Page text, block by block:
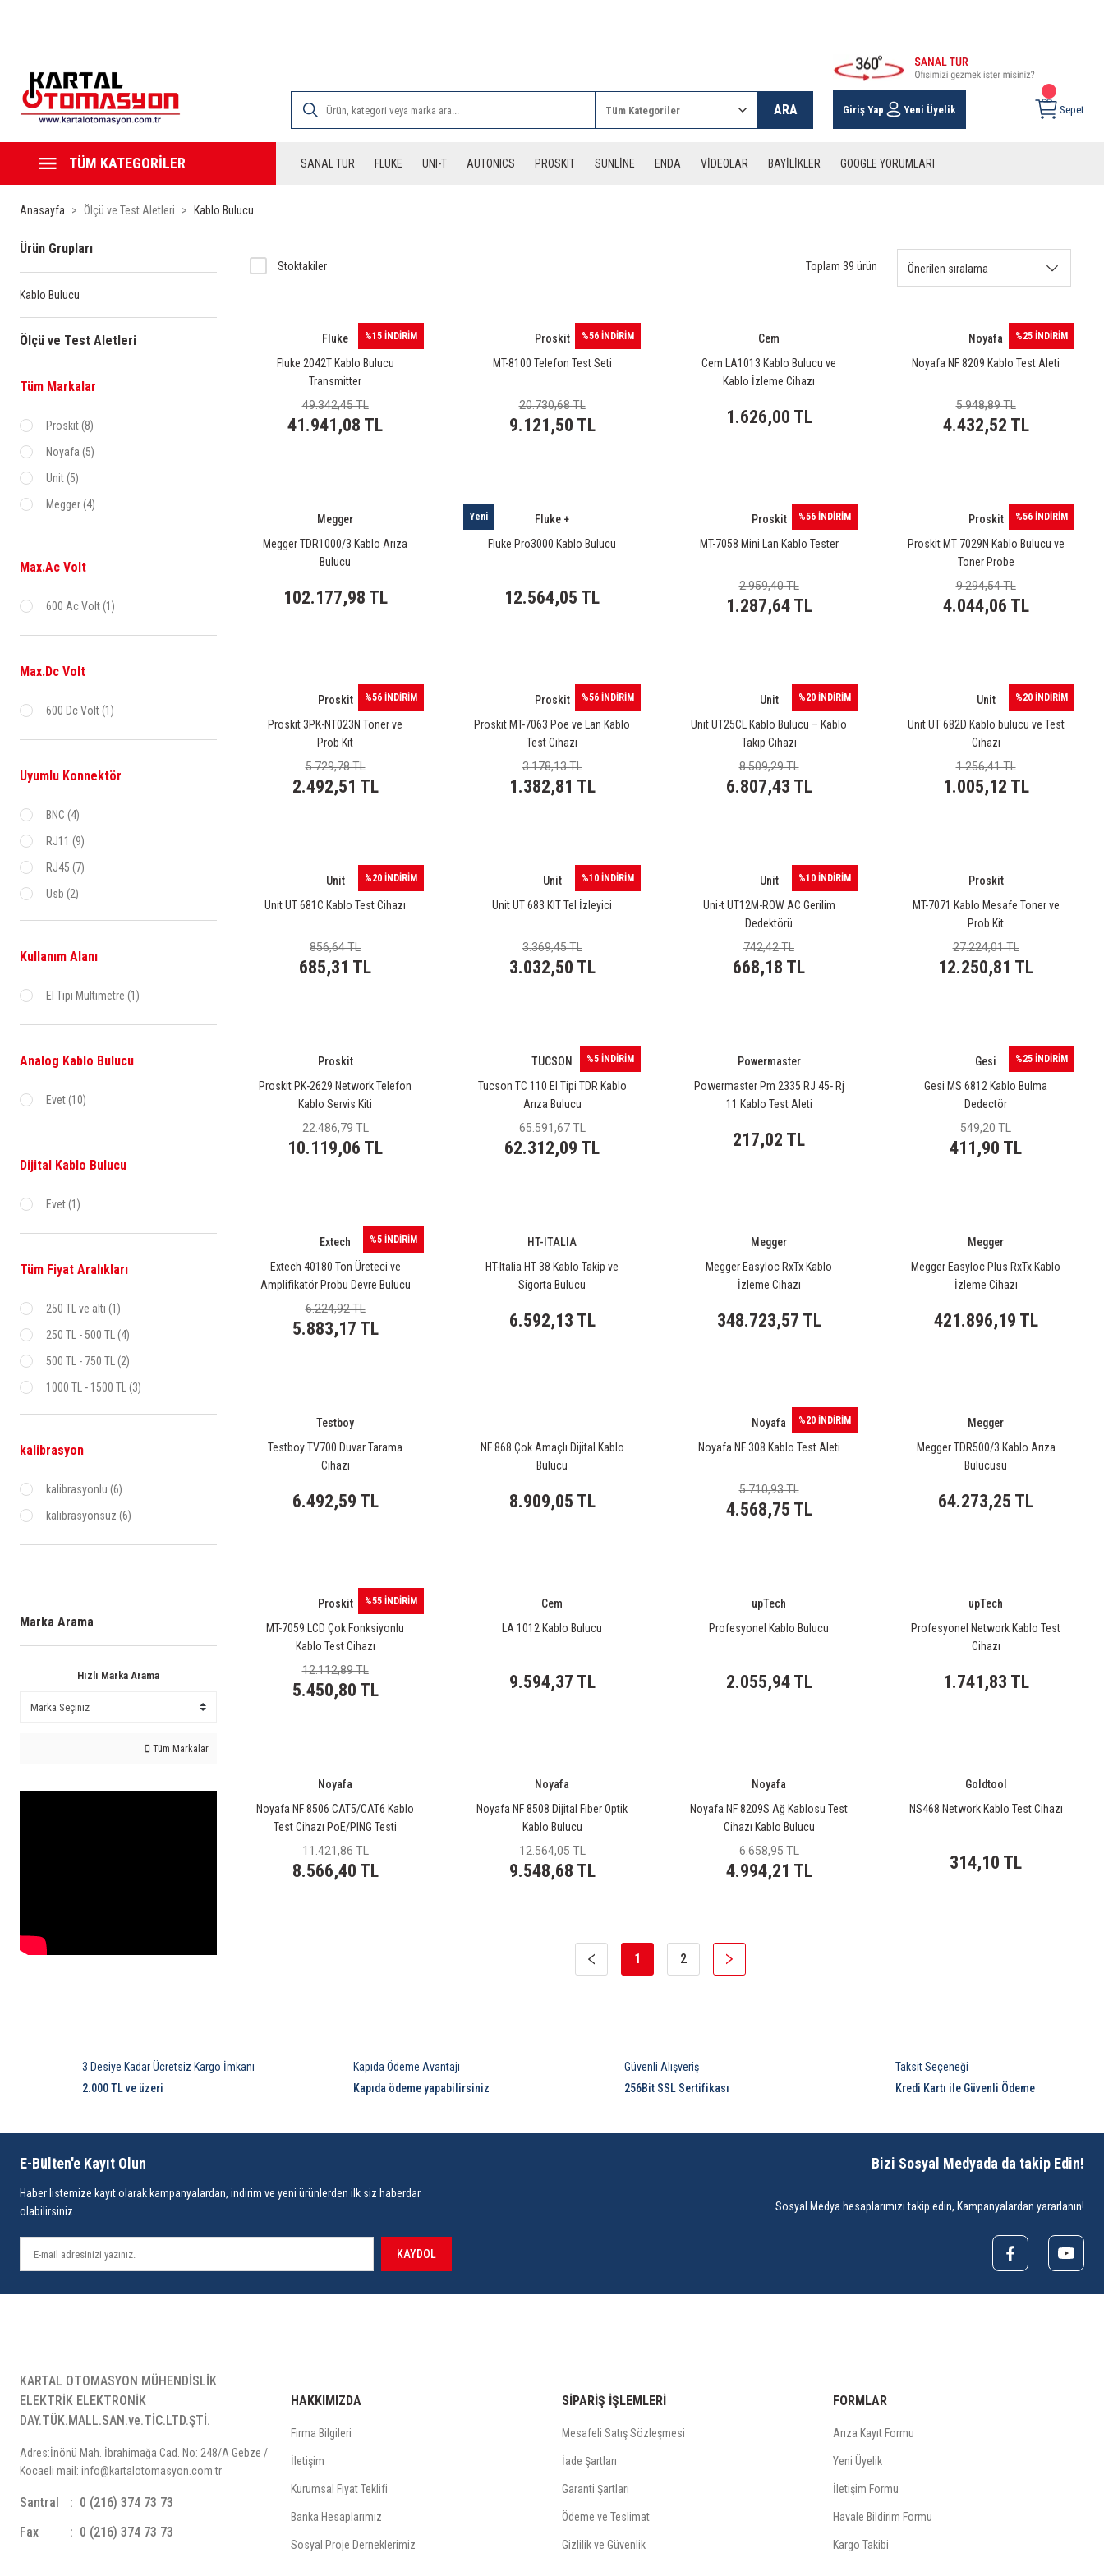
ARA Giriş Yap Yeni Üyelik Sepet
TÜM KATEGORİLER SANAL TUR FLUKE UNI-T AUTONICS PROSKIT SUNLİNE ENDA VİDEOLAR BAYİLİKLER GOOGLE YORUMLARI
Anasayfa Ölçü ve Test Aletleri Kablo Bulucu
Ürün Grupları
Kablo Bulucu
Ölçü ve Test Aletleri
Tüm Markalar
Proskit (8)
Noyafa (5)
Unit (5)
Megger (4)
Cem (3)
Extech (1)
Fluke (1)
Goldtool (1)
HT-ITALIA (1)
Max.Ac Volt
600 Ac Volt (1)
Max.Dc Volt
600 Dc Volt (1)
Uyumlu Konnektör
BNC (4)
RJ11 (9)
RJ45 (7)
Usb (2)
Kullanım Alanı
El Tipi Multimetre (1)
Analog Kablo Bulucu
Evet (10)
Dijital Kablo Bulucu
Evet (1)
Tüm Fiyat Aralıkları
250 TL ve altı (1)
250 TL - 500 TL (4)
500 TL - 750 TL (2)
1000 TL - 1500 TL (3)
1500 TL - 2000 TL (2)
10000 TL ve üzeri (9)
kalibrasyon
kalibrasyonlu (6)
kalibrasyonsuz (6)
Marka Arama
Hızlı Marka Arama
Tüm Markalar
Stoktakiler Toplam 39 ürün
%15 İNDİRİM
Fluke
Fluke 2042T Kablo Bulucu
Transmitter
49.342,45 TL
41.941,08 TL
%56 İNDİRİM
Proskit
MT-8100 Telefon Test Seti
20.730,68 TL
9.121,50 TL
Cem
Cem LA1013 Kablo Bulucu ve
Kablo İzleme Cihazı
1.626,00 TL
%25 İNDİRİM
Noyafa
Noyafa NF 8209 Kablo Test Aleti
5.948,89 TL
4.432,52 TL
Megger
Megger TDR1000/3 Kablo Arıza
Bulucu
102.177,98 TL
Yeni
Fluke +
Fluke Pro3000 Kablo Bulucu
12.564,05 TL
%56 İNDİRİM
Proskit
MT-7058 Mini Lan Kablo Tester
2.959,40 TL
1.287,64 TL
%56 İNDİRİM
Proskit
Proskit MT 7029N Kablo Bulucu ve
Toner Probe
9.294,54 TL
4.044,06 TL
%56 İNDİRİM
Proskit
Proskit 3PK-NT023N Toner ve
Prob Kit
5.729,78 TL
2.492,51 TL
%56 İNDİRİM
Proskit
Proskit MT-7063 Poe ve Lan Kablo
Test Cihazı
3.178,13 TL
1.382,81 TL
%20 İNDİRİM
Unit
Unit UT25CL Kablo Bulucu – Kablo
Takip Cihazı
8.509,29 TL
6.807,43 TL
%20 İNDİRİM
Unit
Unit UT 682D Kablo bulucu ve Test
Cihazı
1.256,41 TL
1.005,12 TL
%20 İNDİRİM
Unit
Unit UT 681C Kablo Test Cihazı
856,64 TL
685,31 TL
%10 İNDİRİM
Unit
Unit UT 683 KIT Tel İzleyici
3.369,45 TL
3.032,50 TL
%10 İNDİRİM
Unit
Uni-t UT12M-ROW AC Gerilim
Dedektörü
742,42 TL
668,18 TL
Proskit
MT-7071 Kablo Mesafe Toner ve
Prob Kit
27.224,01 TL
12.250,81 TL
Proskit
Proskit PK-2629 Network Telefon
Kablo Servis Kiti
22.486,79 TL
10.119,06 TL
%5 İNDİRİM
TUCSON
Tucson TC 110 El Tipi TDR Kablo
Arıza Bulucu
65.591,67 TL
62.312,09 TL
Powermaster
Powermaster Pm 2335 RJ 45- Rj
11 Kablo Test Aleti
217,02 TL
%25 İNDİRİM
Gesi
Gesi MS 6812 Kablo Bulma
Dedectör
549,20 TL
411,90 TL
%5 İNDİRİM
Extech
Extech 40180 Ton Üreteci ve
Amplifikatör Probu Devre Bulucu
Takımı
6.224,92 TL
5.883,17 TL
HT-ITALIA
HT-Italia HT 38 Kablo Takip ve
Sigorta Bulucu
6.592,13 TL
Megger
Megger Easyloc RxTx Kablo
İzleme Cihazı
348.723,57 TL
Megger
Megger Easyloc Plus RxTx Kablo
İzleme Cihazı
421.896,19 TL
Testboy
Testboy TV700 Duvar Tarama
Cihazı
6.492,59 TL
NF 868 Çok Amaçlı Dijital Kablo
Bulucu
8.909,05 TL
%20 İNDİRİM
Noyafa
Noyafa NF 308 Kablo Test Aleti
5.710,93 TL
4.568,75 TL
Megger
Megger TDR500/3 Kablo Arıza
Bulucusu
64.273,25 TL
%55 İNDİRİM
Proskit
MT-7059 LCD Çok Fonksiyonlu
Kablo Test Cihazı
12.112,89 TL
5.450,80 TL
Cem
LA 1012 Kablo Bulucu
9.594,37 TL
upTech
Profesyonel Kablo Bulucu
2.055,94 TL
upTech
Profesyonel Network Kablo Test
Cihazı
1.741,83 TL
Noyafa
Noyafa NF 8506 CAT5/CAT6 Kablo
Test Cihazı PoE/PING Testi
11.421,86 TL
8.566,40 TL
Noyafa
Noyafa NF 8508 Dijital Fiber Optik
Kablo Bulucu
12.564,05 TL
9.548,68 TL
Noyafa
Noyafa NF 8209S Ağ Kablosu Test
Cihazı Kablo Bulucu
6.658,95 TL
4.994,21 TL
Goldtool
NS468 Network Kablo Test Cihazı
314,10 TL
1 2
3 Desiye Kadar Ücretsiz Kargo İmkanı
2.000 TL ve üzeri
Kapıda Ödeme Avantajı
Kapıda ödeme yapabilirsiniz
Güvenli Alışveriş
256Bit SSL Sertifikası
Taksit Seçeneği
Kredi Kartı ile Güvenli Ödeme
E-Bülten'e Kayıt Olun
Haber listemize kayıt olarak kampanyalardan, indirim ve yeni ürünlerden ilk siz haberdar
olabilirsiniz.
KAYDOL
Bizi Sosyal Medyada da takip Edin!
Sosyal Medya hesaplarımızı takip edin, Kampanyalardan yararlanın!
KARTAL OTOMASYON MÜHENDİSLİK
ELEKTRİK ELEKTRONİK
DAY.TÜK.MALL.SAN.ve.TİC.LTD.ŞTİ.
Adres:İnönü Mah. İbrahimağa Cad. No: 248/A Gebze /
Kocaeli mail: info@kartalotomasyon.com.tr
Santral
0 (216) 374 73 73
Fax
0 (216) 374 73 73
HAKKIMIZDA
Firma Bilgileri
İletişim
Kurumsal Fiyat Teklifi
Banka Hesaplarımız
Sosyal Proje Derneklerimiz
SİPARİŞ İŞLEMLERİ
Mesafeli Satış Sözleşmesi
İade Şartları
Garanti Şartları
Ödeme ve Teslimat
Gizlilik ve Güvenlik
FORMLAR
Arıza Kayıt Formu
Yeni Üyelik
İletişim Formu
Havale Bildirim Formu
Kargo Takibi